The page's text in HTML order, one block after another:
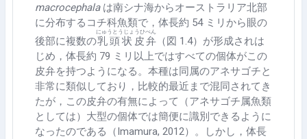
macrocephala は南シナ海からオーストラリア北部
に分布するコチ科魚類で，体長約 54 ミリから眼の
後部に複数の乳頭状皮
にゅうとうじょうひ
弁
べん
（図 1.4）が形成されは
じめ，体長約 79 ミリ以上ではすべての個体がこの
皮弁を持つようになる。本種は同属のアネサゴチと
非常に類似しており，比較的最近まで混同されてき
たが，この皮弁の有無によって（アネサゴチ属魚類
としては）大型の個体では簡便に識別できるように
なったのである（Imamura, 2012）。しかし，体長